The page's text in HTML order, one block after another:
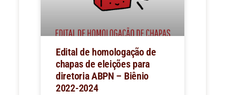
Edital de homologação de
chapas de eleições para
diretoria ABPN – Biênio
2022-2024